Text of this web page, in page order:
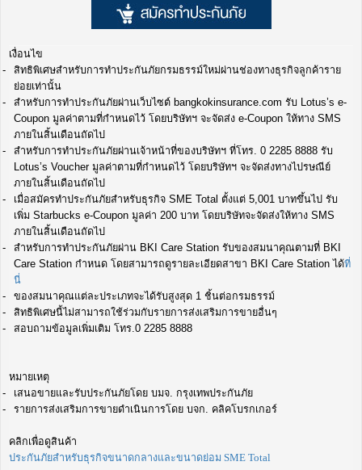
เงื่อนไข
สิทธิพิเศษสำหรับการทำประกันภัยกรมธรรม์ใหม่ผ่านช่องทางธุรกิจลูกค้าราย
ย่อยเท่านั้น
สำหรับการทำประกันภัยผ่านเว็บไซต์ bangkokinsurance.com รับ Lotus’s e-
Coupon มูลค่าตามที่กำหนดไว้ โดยบริษัทฯ จะจัดส่ง e-Coupon ให้ทาง SMS
ภายในสิ้นเดือนถัดไป
สำหรับการทำประกันภัยผ่านเจ้าหน้าที่ของบริษัทฯ ที่โทร. 0 2285 8888 รับ
Lotus’s Voucher มูลค่าตามที่กำหนดไว้ โดยบริษัทฯ จะจัดส่งทางไปรษณีย์
ภายในสิ้นเดือนถัดไป
เมื่อสมัครทำประกันภัยสำหรับธุรกิจ SME Total ตั้งแต่ 5,001 บาทขึ้นไป รับ
เพิ่ม Starbucks e-Coupon มูลค่า 200 บาท โดยบริษัทจะจัดส่งให้ทาง SMS
ภายในสิ้นเดือนถัดไป
สำหรับการทำประกันภัยผ่าน BKI Care Station รับของสมนาคุณตามที่ BKI
Care Station กำหนด โดยสามารถดูรายละเอียดสาขา BKI Care Station ได้ที่
นี่
ของสมนาคุณแต่ละประเภทจะได้รับสูงสุด 1 ชิ้นต่อกรมธรรม์
สิทธิพิเศษนี้ไม่สามารถใช้ร่วมกับรายการส่งเสริมการขายอื่นๆ
สอบถามข้อมูลเพิ่มเติม โทร.0 2285 8888
หมายเหตุ
เสนอขายและรับประกันภัยโดย บมจ. กรุงเทพประกันภัย
รายการส่งเสริมการขายดำเนินการโดย บจก. คลิคโบรกเกอร์
คลิกเพื่อดูสินค้า
ประกันภัยสำหรับธุรกิจขนาดกลางและขนาดย่อม SME Total